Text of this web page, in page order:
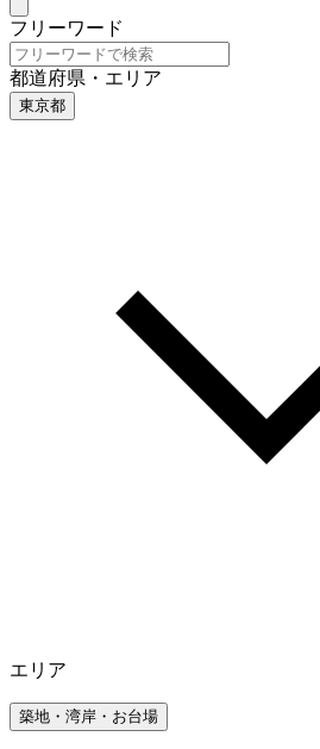
フリーワード
都道府県・エリア
東京都
エリア
築地・湾岸・お台場